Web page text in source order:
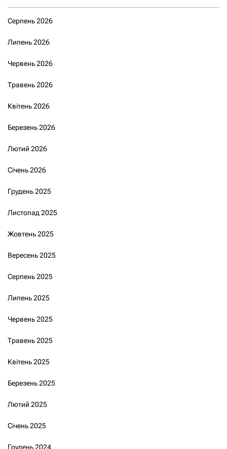
Серпень 2026
Липень 2026
Червень 2026
Травень 2026
Квітень 2026
Березень 2026
Лютий 2026
Січень 2026
Грудень 2025
Листопад 2025
Жовтень 2025
Вересень 2025
Серпень 2025
Липень 2025
Червень 2025
Травень 2025
Квітень 2025
Березень 2025
Лютий 2025
Січень 2025
Грудень 2024